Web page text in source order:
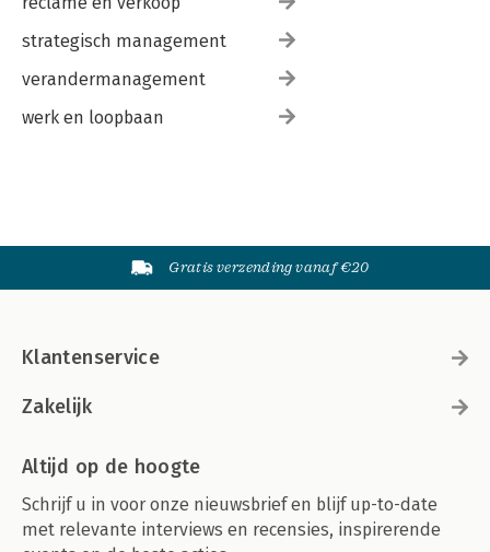
strategisch management
verandermanagement
werk en loopbaan
Gratis verzending vanaf €20
Klantenservice
Zakelijk
Altijd op de hoogte
Schrijf u in voor onze nieuwsbrief en blijf up-to-date
met relevante interviews en recensies, inspirerende